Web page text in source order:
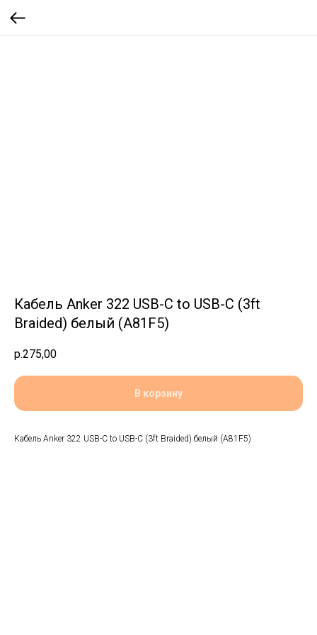
Кабель Anker 322 USB-C to USB-C (3ft
Braided) белый (A81F5)
р.275,00
В корзину
Кабель Anker 322 USB-C to USB-C (3ft Braided) белый (A81F5)